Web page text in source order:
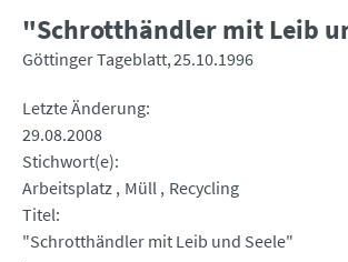
"Schrotthändler mit Leib
Göttinger Tageblatt 25.10.1996
Letzte Änderung
29.08.2008
Stichwort(e)
Arbeitsplatz Müll Recycling
Titel
"Schrotthändler mit Leib und Seele"